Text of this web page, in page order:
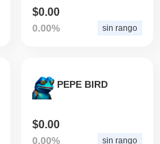
$0.00
0.00% sin rango
PEPE BIRD
$0.00
0.00% sin rango